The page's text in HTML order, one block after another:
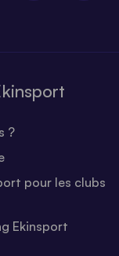
?
pour les clubs
Ekinsport